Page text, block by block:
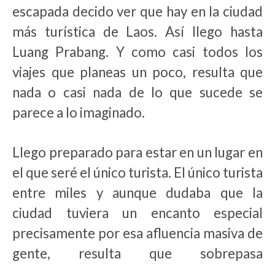
escapada decido ver que hay en la ciudad
más turística de Laos. Así llego hasta
Luang Prabang. Y como casi todos los
viajes que planeas un poco, resulta que
nada o casi nada de lo que sucede se
parece a lo imaginado.
Llego preparado para estar en un lugar en
el que seré el único turista. El único turista
entre miles y aunque dudaba que la
ciudad tuviera un encanto especial
precisamente por esa afluencia masiva de
gente, resulta que sobrepasa